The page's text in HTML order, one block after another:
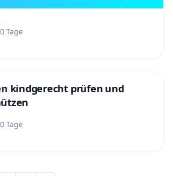
Tage
kindgerecht prüfen und
Tage